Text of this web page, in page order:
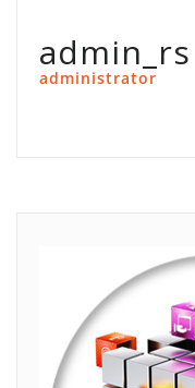
admin_rs
administrator